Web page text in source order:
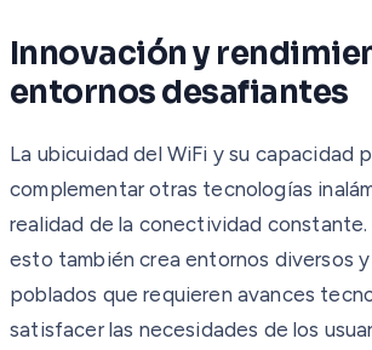
Innovación y
entornos desafiantes
La ubicuidad del WiFi y su capacidad
complementar otras tecnologías
realidad de la conectividad constante.
esto también crea entornos diversos
poblados que requieren avances
satisfacer las necesidades de los